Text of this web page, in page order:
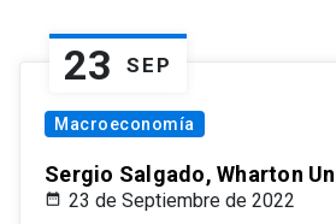
23 SEP
Macroeconomía
Sergio Salgado, Wharton
23 de Septiembre de 2022